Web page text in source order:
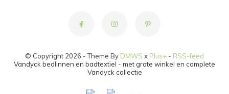
© Copyright 2026 - Theme By DMWS x Plus+ - RSS-feed
Vandyck bedlinnen en badtextiel - met grote winkel en complete
Vandyck collectie